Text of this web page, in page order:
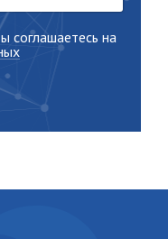
соглашаетесь на